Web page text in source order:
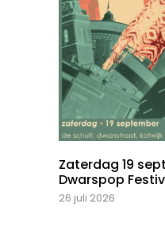
Zaterdag 19
Dwarspop
26 juli 2026